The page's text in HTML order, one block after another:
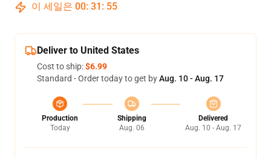
이 세일은 00: 31 : 54
Deliver to United States
Cost to ship:$6.99
Standard - Order today to get byAug. 10 - Aug. 17
Production
Today
Shipping
Aug. 06
Delivered
Aug. 10 - Aug. 17